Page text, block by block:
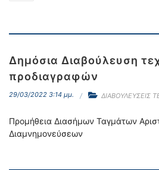
Δημόσια Διαβούλευση
προδιαγραφών
29/03/2022 3:14 μμ. ΔΙΑΒΟΥΛΕΥΣΕΙΣ
Προμήθεια Διασήμων Ταγμάτων
Διαμνημονεύσεων